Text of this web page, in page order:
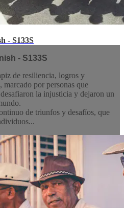
- S133S
- S133S
de resiliencia, logros y
por personas que
la injusticia y dejaron un
de triunfos y desafíos, que